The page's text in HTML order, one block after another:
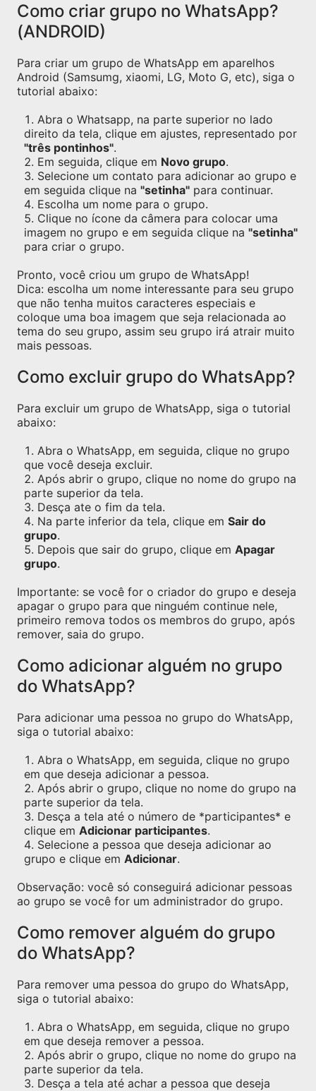
Como criar grupo no WhatsApp?
(ANDROID)
Para criar um grupo de WhatsApp em aparelhos
Android (Samsumg, xiaomi, LG, Moto G, etc), siga o
tutorial abaixo:
Abra o Whatsapp, na parte superior no lado
direito da tela, clique em ajustes, representado por
"três pontinhos".
Em seguida, clique em Novo grupo.
Selecione um contato para adicionar ao grupo e
em seguida clique na "setinha" para continuar.
Escolha um nome para o grupo.
Clique no ícone da câmera para colocar uma
imagem no grupo e em seguida clique na "setinha"
para criar o grupo.
Pronto, você criou um grupo de WhatsApp!
Dica: escolha um nome interessante para seu grupo
que não tenha muitos caracteres especiais e
coloque uma boa imagem que seja relacionada ao
tema do seu grupo, assim seu grupo irá atrair muito
mais pessoas.
Como excluir grupo do WhatsApp?
Para excluir um grupo de WhatsApp, siga o tutorial
abaixo:
Abra o WhatsApp, em seguida, clique no grupo
que você deseja excluir.
Após abrir o grupo, clique no nome do grupo na
parte superior da tela.
Desça ate o fim da tela.
Na parte inferior da tela, clique em Sair do
grupo.
Depois que sair do grupo, clique em Apagar
grupo.
Importante: se você for o criador do grupo e deseja
apagar o grupo para que ninguém continue nele,
primeiro remova todos os membros do grupo, após
remover, saia do grupo.
Como adicionar alguém no grupo
do WhatsApp?
Para adicionar uma pessoa no grupo do WhatsApp,
siga o tutorial abaixo:
Abra o WhatsApp, em seguida, clique no grupo
em que deseja adicionar a pessoa.
Após abrir o grupo, clique no nome do grupo na
parte superior da tela.
Desça a tela até o número de *participantes* e
clique em Adicionar participantes.
Selecione a pessoa que deseja adicionar ao
grupo e clique em Adicionar.
Observação: você só conseguirá adicionar pessoas
ao grupo se você for um administrador do grupo.
Como remover alguém do grupo
do WhatsApp?
Para remover uma pessoa do grupo do WhatsApp,
siga o tutorial abaixo:
Abra o WhatsApp, em seguida, clique no grupo
em que deseja remover a pessoa.
Após abrir o grupo, clique no nome do grupo na
parte superior da tela.
Desça a tela até achar a pessoa que deseja